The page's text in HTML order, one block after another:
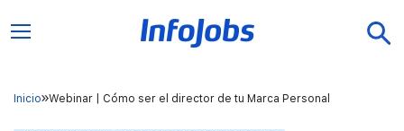
Inicio Webinar | Cómo ser el director de tu Marca Personal